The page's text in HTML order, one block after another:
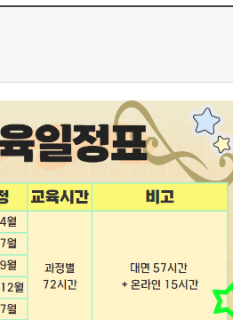
특별CC프로그램
홈페이지가이드